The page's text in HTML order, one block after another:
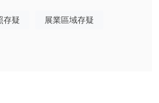
存疑 展業區域存疑